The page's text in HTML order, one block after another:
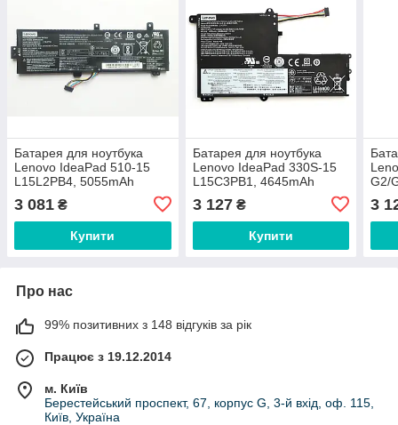
Батарея для ноутбука
Lenovo IdeaPad 510-15
L15L2PB4, 5055mAh
(39Wh), 2cell, 7.72V, Li-ion,
чорний, ОРИГ
3 081 ₴
Купити
Батарея для ноутбука
Lenovo IdeaPad 330S-15
L15C3PB1, 4645mAh
(52.5Wh), 3cell, 11.4V, Li-
ion, чорна, ОРИГІНАЛЬНА
3 127₴
Купити
G2/
3
Про нас
99% позитивних з 148 відгуків за рік
Працює з 19.12.2014
м. Київ
Берестейський проспект, 67, корпус G, 3-й вхід, оф. 115,
Київ, Україна